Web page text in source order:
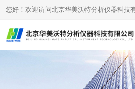
您好！欢迎访问北京华美沃特分析仪器科技